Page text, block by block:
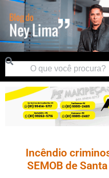
Incêndio
SEMOB de